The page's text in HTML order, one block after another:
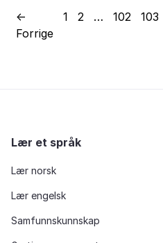
←
Forrige
1 2 … 102 103
Lær et språk
Lær norsk
Lær engelsk
Samfunnskunnskap